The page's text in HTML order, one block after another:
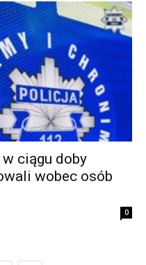
ciągu doby
wobec osób
0